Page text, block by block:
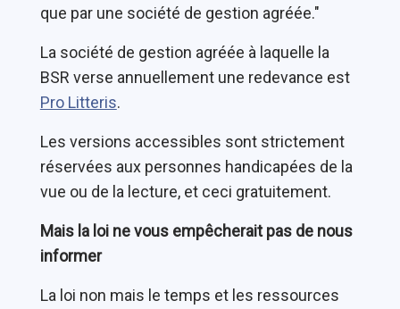
que par une société de gestion agréée."
La société de gestion agréée à laquelle la
BSR verse annuellement une redevance est
Pro Litteris.
Les versions accessibles sont strictement
réservées aux personnes handicapées de la
vue ou de la lecture, et ceci gratuitement.
Mais la loi ne vous empêcherait pas de nous
informer
La loi non mais le temps et les ressources